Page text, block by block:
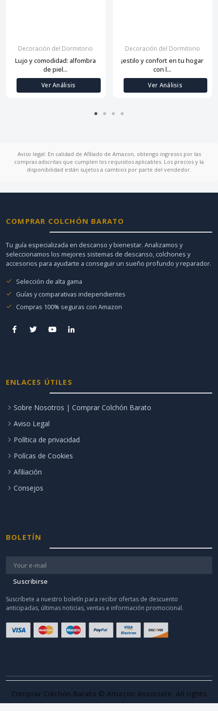
Decoración del Dormitorio
Lujo y comodidad: alfombra
de piel...
Ver Análisis
Decoración del Dormitorio
¡estilo y confort en tu hogar
con l...
Ver Análisis
Aviso legal: En calidad de Afiliado de Amazon, obtengo ingresos por las
compras adscritas que cumplen los requisitos aplicables. Los precios y la
disponibilidad están sujetos a cambios por parte del vendedor.
COMPRAR COLCHÓN BARATO
Tu guía especializada en descanso y bienestar. Analizamos y
seleccionamos los mejores sistemas de descanso, colchones y
accesorios para ayudarte a conseguir un sueño profundo y reparador.
Selección de alta gama
Guías y comparativas independientes
Compras 100% seguras con Amazon
ENLACES ÚTILES
Sobre Nosotros | Comprar Colchón Barato
Aviso Legal
Política de privacidad
Polícas de Cookies
Afiliación
Consejos
BOLETÍN
Suscribirse
Suscríbete a nuestro boletín para recibir ofertas de descuento
anticipadas, últimas noticias, ventas e información promocional.
Comprar Colchón Barato © Amazon Associate. All rights
reserved.